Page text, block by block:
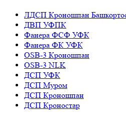
ЛДСП Кроношпан
ДВП УФПК
Фанера ФСФ УФК
Фанера ФК УФК
OSB-3 Кроношпан
OSB-3 NLK
ДСП УФК
ДСП Муром
ДСП Кроношпан
ДСП Кроностар